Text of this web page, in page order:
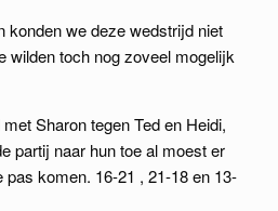
konden we deze wedstrijd niet
wilden toch nog zoveel mogelijk
Sharon tegen Ted en Heidi,
partij naar hun toe al moest er
pas komen. 16-21 , 21-18 en 13-